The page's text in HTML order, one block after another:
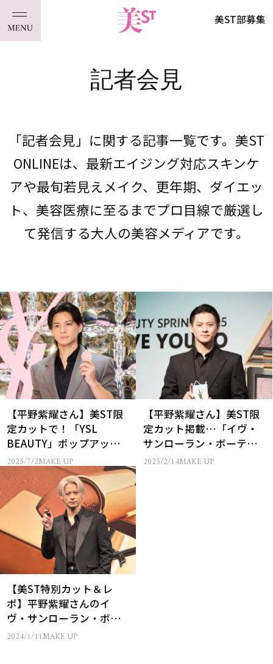
美ST部募集
記者会見
「記者会見」に関する記事一覧です。美ST
ONLINEは、最新エイジング対応スキンケ
アや最旬若見えメイク、更年期、ダイエッ
ト、美容医療に至るまでプロ目線で厳選し
て発信する大人の美容メディアです。
【平野紫耀さん】美ST限
定カットで！「YSL
BEAUTY」ポップアップ
イベントのレセプション
を徹底レポート
2025/7/2MAKE UP
【平野紫耀さん】美ST限
定カット掲載…「イヴ・
サンローラン・ボーテ」
アンバサダー就任発表会
2025/2/14MAKE UP
【美ST特別カット＆レ
ポ】平野紫耀さんのイ
ヴ・サンローラン・ボー
テ アジア アンバサダー就
2024/1/11MAKE UP